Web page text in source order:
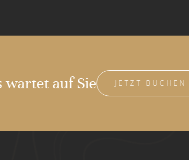
auf Sie JETZT BUCHEN